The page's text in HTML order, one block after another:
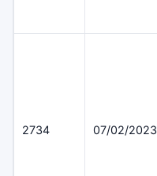
2734 07/02/2023